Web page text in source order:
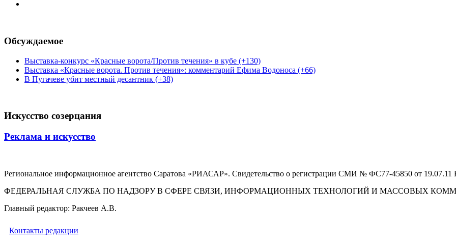
Обсуждаемое
Выставка-конкурс «Красные ворота/Против течения» в кубе (+130)
Выставка «Красные ворота. Против течения»: комментарий Ефима Водоноса (+66)
В Пугачеве убит местный десантник (+38)
Искусство созерцания
Реклама и искусство
Региональное информационное агентство Саратова «РИАСАР». Свидетельство о регистрации СМИ № ФС77-45850 от
ФЕДЕРАЛЬНАЯ СЛУЖБА ПО НАДЗОРУ В СФЕРЕ СВЯЗИ, ИНФОРМАЦИОННЫХ ТЕХНОЛОГИЙ И МАССОВЫХ
Главный редактор: Ракчеев А.В.
Контакты редакции